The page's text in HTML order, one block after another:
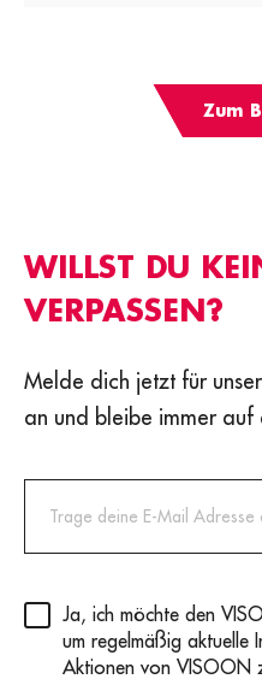
Zum
WILLST DU
VERPASSEN?
Melde dich jetzt für
an und bleibe immer auf
Privacy(erforderlich)
Ja, ich möchte den
um regelmäßig aktuelle
Aktionen von VISOON